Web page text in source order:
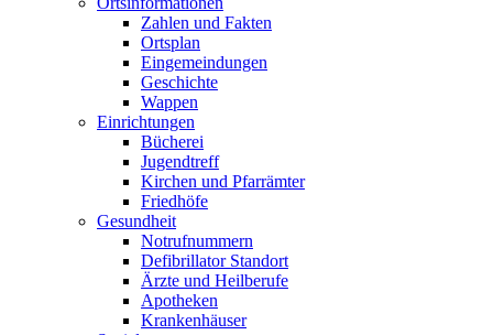
Zahlen und Fakten
Ortsplan
Eingemeindungen
Geschichte
Wappen
Einrichtungen
Bücherei
Jugendtreff
Kirchen und Pfarrämter
Friedhöfe
Gesundheit
Notrufnummern
Defibrillator Standort
Ärzte und Heilberufe
Apotheken
Krankenhäuser